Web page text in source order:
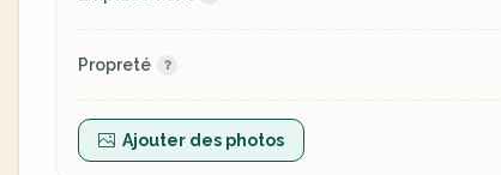
Propreté
Ajouter des photos